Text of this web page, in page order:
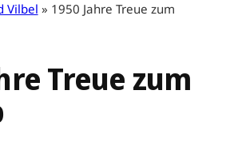
Vilbel » 1950 Jahre Treue zum
Treue zum